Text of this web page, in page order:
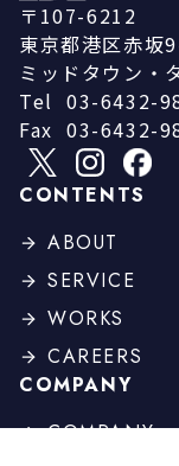
〒107-6212
東京都港区赤坂
ミッドタウン・
Tel 03-6432-
Fax 03-6432-
CONTENTS
ABOUT
SERVICE
WORKS
CAREERS
COMPANY
COMPANY